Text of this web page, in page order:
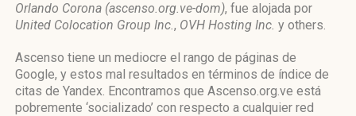
Orlando Corona (ascenso.org.ve-dom), fue alojada por
United Colocation Group Inc., OVH Hosting Inc. y others.
Ascenso tiene un mediocre el rango de páginas de
Google, y estos mal resultados en términos de índice de
citas de Yandex. Encontramos que Ascenso.org.ve está
pobremente ‘socializado’ con respecto a cualquier red